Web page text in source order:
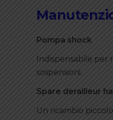
Pompa shock
Indispensabile per
sospensioni.
Spare derailleur
Un ricambio